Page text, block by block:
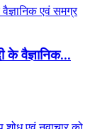
के वैज्ञानिक...